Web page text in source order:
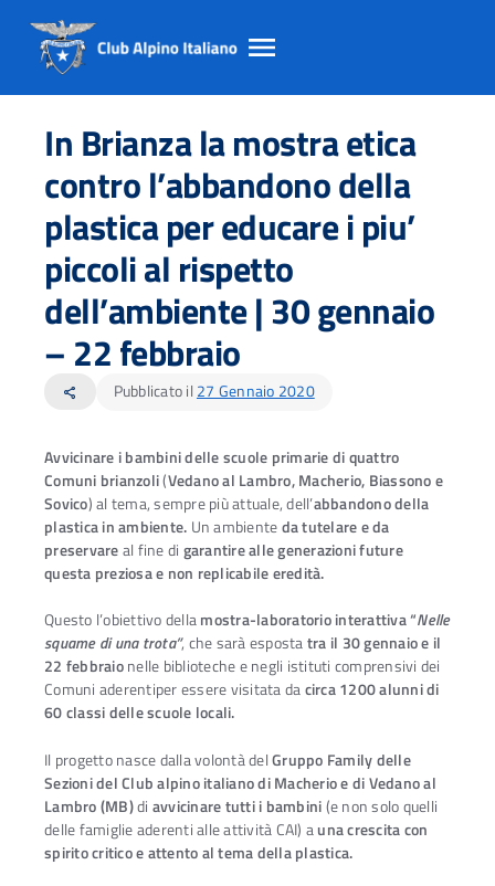
Salta
contento
Salta
Salta
In Brianza la mostra etica
contro l’abbandono della
plastica per educare i piu’
piccoli al rispetto
dell’ambiente | 30 gennaio
– 22 febbraio
share Pubblicato il 27 Gennaio 2020
Avvicinare i bambini delle scuole primarie di quattro
Comuni brianzoli(Vedano al Lambro, Macherio, Biassono e
Sovico) al tema, sempre più attuale, dell’abbandono della
plastica in ambiente. Un ambienteda tutelare e da
preservareal fine di garantire alle generazioni future
questa preziosa e non replicabile eredità.
Questo l’obiettivo dellamostra-laboratorio interattiva “Nelle
squame di una trota”, che sarà espostatra il 30 gennaio e il
22 febbraionelle biblioteche e negli istituti comprensivi dei
Comuni aderentiper essere visitata dacirca 1200 alunni di
60 classi delle scuole locali.
Il progetto nasce dalla volontà delGruppo Family delle
Sezioni del Club alpino italiano di Macherio e di Vedano al
Lambro (MB)di avvicinare tutti i bambini(e non solo quelli
delle famiglie aderenti alle attività CAI) auna crescita con
spirito critico e attento al tema della plastica.